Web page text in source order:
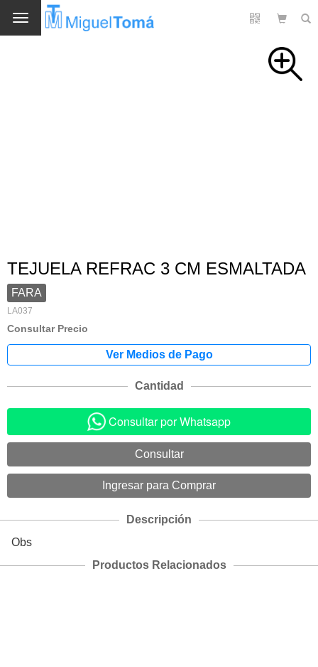
Cambio
TEJUELA REFRAC 3 CM ESMALTADA
FARA
LA037
Consultar Precio
Cantidad
Consultar por Whatsapp
Descripción
Obs
Productos Relacionados